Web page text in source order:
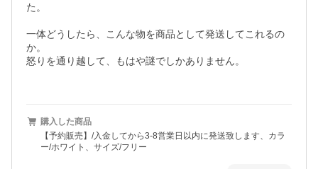
た。
一体どうしたら、こんな物を商品として発送してこれるの
か。
怒りを通り越して、もはや謎でしかありません。
購入した商品
【予約販売】/入金してから3-8営業日以内に発送致します、カラ
ー/ホワイト、サイズ/フリー